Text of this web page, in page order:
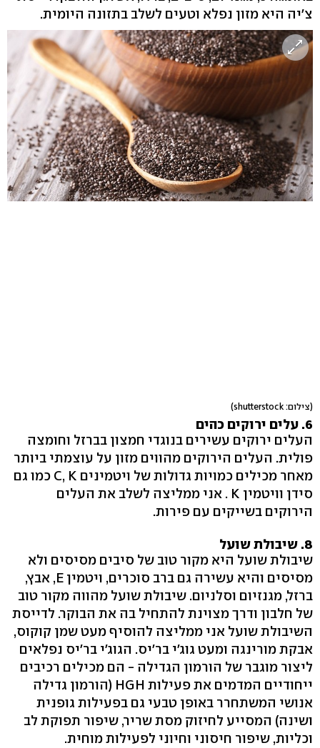
צ'יה היא מזון נפלא וטעים לשלב בתזונה היומית.
(צילום: shutterstock)
6. עלים ירוקים כהים
העלים ירוקים עשירים בנוגדי חמצון בברזל וחומצה
פולית. העלים הירוקים מהווים מזון על עוצמתי ביותר
מאחר מכילים כמויות גדולות של ויטמינים C, K כמו גם
סידן וויטמין K . אני ממליצה לשלב את העלים
הירוקים בשייקים עם פירות.
8. שיבולת שועל
שיבולת שועל היא מקור טוב של סיבים מסיסים ולא
מסיסים והיא עשירה גם ברב סוכרים, ויטמין E, אבץ,
ברזל, מגנזיום וסלניום. שיבולת שועל מהווה מקור טוב
של חלבון ודרך מצוינת להתחיל בה את הבוקר. לדייסת
השיבולת שועל אני ממליצה להוסיף מעט שמן קוקוס,
אבקת מורינגה ומעט גוג'י בר'יס. הגוג'י בר'יס נפלאים
ליצור מוגבר של הורמון הגדילה - הם מכילים רכיבים
ייחודיים המדמים את פעילות HGH (הורמון גדילה
אנושי המשתחרר באופן טבעי גם בפעילות גופנית
ושינה) המסייע לחיזוק מסת שריר, שיפור תפוקת לב
וכליות, שיפור חיסוני וחיוני לפעילות מוחית.